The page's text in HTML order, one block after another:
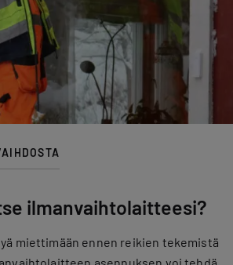
ilmanvaihtolaitteesi?
miettimään ennen reikien tekemistä
asennuksen voi tehdä